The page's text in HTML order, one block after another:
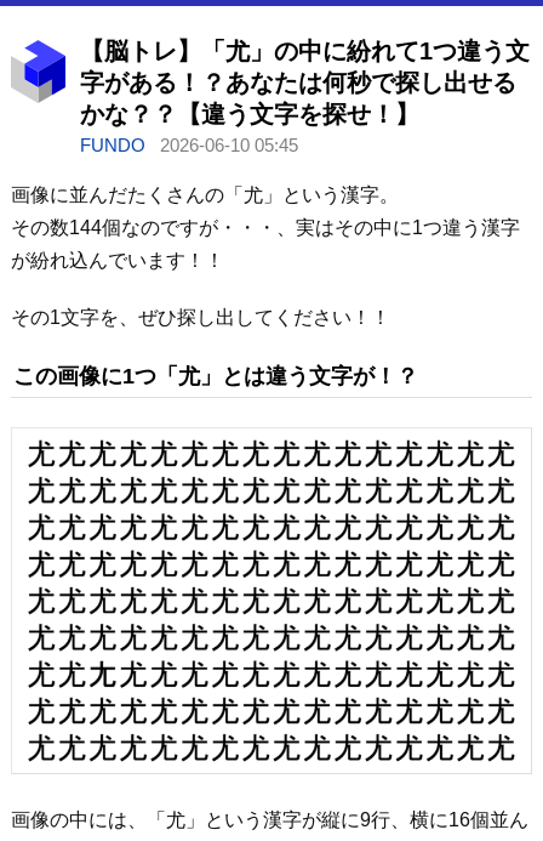
【脳トレ】「尤」の中に紛れて1つ違う文
字がある！？あなたは何秒で探し出せる
かな？？【違う文字を探せ！】
FUNDO 2026-06-10 05:45
画像に並んだたくさんの「尤」という漢字。
その数144個なのですが・・・、実はその中に1つ違う漢字
が紛れ込んでいます！！
その1文字を、ぜひ探し出してください！！
この画像に1つ「尤」とは違う文字が！？
画像の中には、「尤」という漢字が縦に9行、横に16個並ん